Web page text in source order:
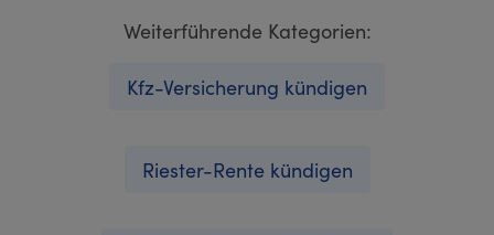
Weiterführende Kategorien:
Kfz-Versicherung kündigen
Riester-Rente kündigen